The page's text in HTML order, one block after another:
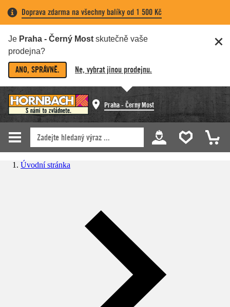
Doprava zdarma na všechny balíky od 1 500 Kč
Je Praha - Černý Most skutečně vaše
prodejna?
ANO, SPRÁVNĚ. Ne, vybrat jinou prodejnu.
Praha - Černý Most
Úvodní stránka